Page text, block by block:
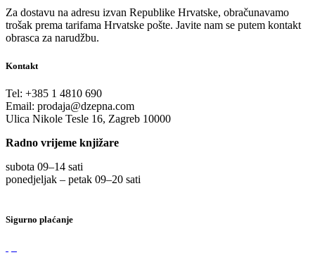
Za dostavu na adresu izvan Republike Hrvatske, obračunavamo
trošak prema tarifama Hrvatske pošte. Javite nam se putem kontakt
obrasca za narudžbu.
Kontakt
Tel: +385 1 4810 690
Email: prodaja@dzepna.com
Ulica Nikole Tesle 16, Zagreb 10000
Radno vrijeme knjižare
subota 09–14 sati
ponedjeljak – petak 09–20 sati
Sigurno plaćanje